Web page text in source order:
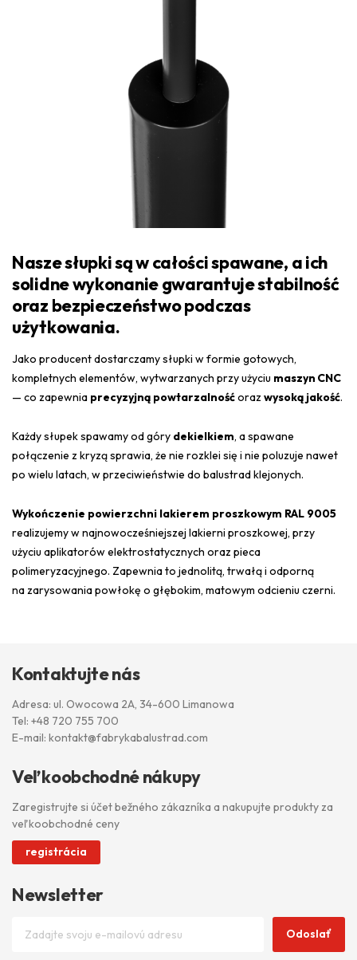
Nasze słupki są w całości spawane, a ich
solidnewykonaniegwarantuje stabilność
oraz bezpieczeństwo podczas
użytkowania.
Jako producent dostarczamy słupki w formie gotowych,
kompletnych elementów, wytwarzanych przy użyciu maszyn CNC
— co zapewnia precyzyjną powtarzalnośćoraz wysoką jakość.
Każdy słupek spawamy od góry dekielkiem, a spawane
połączenie z kryzą sprawia, że nie rozklei się i nie poluzuje nawet
po wielu latach, w przeciwieństwie do balustrad klejonych.
Wykończenie powierzchni lakierem proszkowym RAL 9005
realizujemy w najnowocześniejszej lakierni proszkowej, przy
użyciu aplikatorów elektrostatycznych oraz pieca
polimeryzacyjnego. Zapewnia to jednolitą, trwałą i odporną
na zarysowania powłokę o głębokim, matowym odcieniu czerni.
Kontaktujte nás
Adresa: ul. Owocowa 2A, 34-600 Limanowa
Tel: +48 720 755 700
E-mail: kontakt@fabrykabalustrad.com
Veľkoobchodné nákupy
Zaregistrujte si účet bežného zákazníka a nakupujte produkty za
veľkoobchodné ceny
registrácia
Newsletter
Odoslať